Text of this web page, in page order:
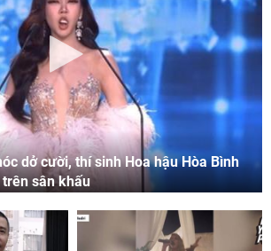
dở cười, thí sinh Hoa hậu Hòa Bình
sân khấu